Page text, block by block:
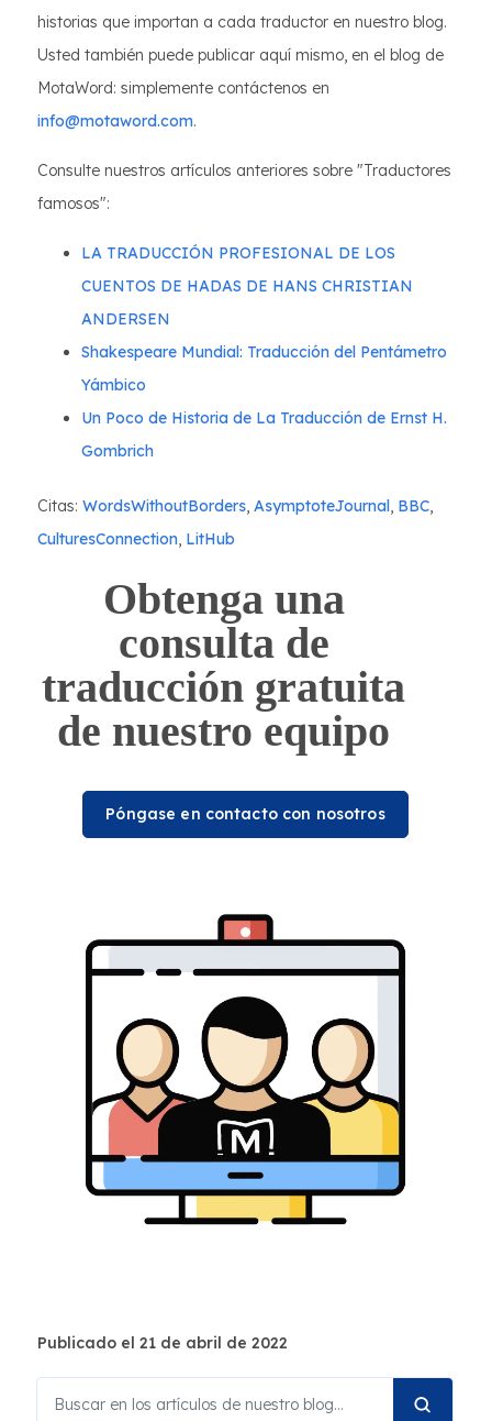
historias que importan a cada traductor en nuestro blog.
Usted también puede publicar aquí mismo, en el blog de
MotaWord: simplemente contáctenos en
info@motaword.com.
Consulte nuestros artículos anteriores sobre "Traductores
famosos":
LA TRADUCCIÓN PROFESIONAL DE LOS
CUENTOS DE HADAS DE HANS CHRISTIAN
ANDERSEN
Shakespeare Mundial: Traducción del Pentámetro
Yámbico
Un Poco de Historia de La Traducción de Ernst H.
Gombrich
Citas: WordsWithoutBorders, AsymptoteJournal, BBC,
CulturesConnection, LitHub
Obtenga una
consulta de
traducción gratuita
de nuestro equipo
Póngase en contacto con nosotros
Publicado el 21 de abril de 2022